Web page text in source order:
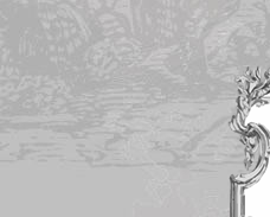
魔幻鑰匙系列
極細防水凝膠眼線筆